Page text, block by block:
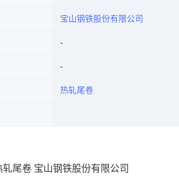
宝山钢铁股份有限公司
热轧尾卷
尾卷 宝山钢铁股份有限公司